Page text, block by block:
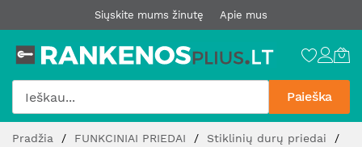
Siųskite mums žinutę Apie mus
Paieška
Pereiti
Pradžia FUNKCINIAI PRIEDAI
Stiklinių durų priedai